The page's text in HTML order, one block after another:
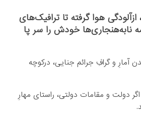
هوا گرفته تا ترافیک‌های
نابه‌هنجاری‌ها خودش را سر پا
آمارِ و گرافِ جرائم جنایی، درکوچه
دولت و مقامات دولتی، راستای مهارِ